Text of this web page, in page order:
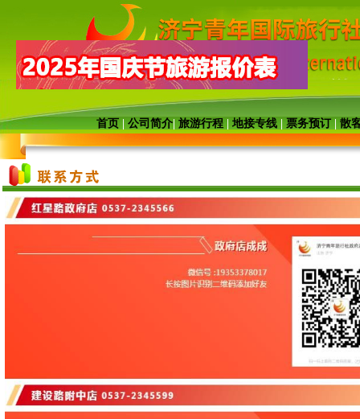
首页| 公司简介| 旅游行程 地接专线| 票务预订| 散